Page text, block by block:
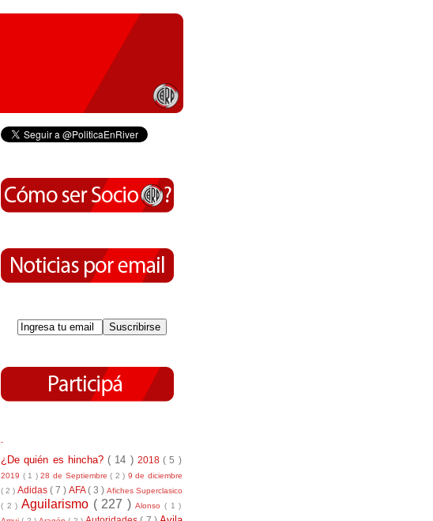
-
¿De quién es hincha?( 14 ) 2018( 5 )
2019 ( 1 )28 de Septiembre( 2 ) 9 de diciembre
( 2 ) Adidas ( 7 ) AFA( 3 ) Afiches Superclasico
( 2 ) Aguilarismo ( 227 )Alonso( 1 )